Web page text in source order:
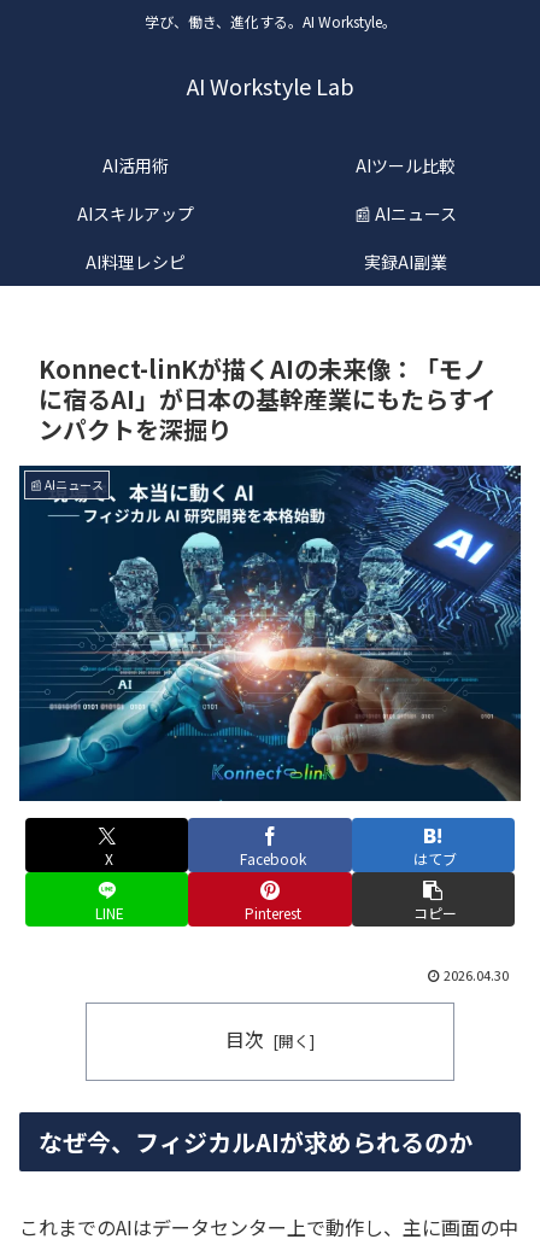
学び、働き、進化する。AI Workstyle。
AI Workstyle Lab
AI活用術
AIツール比較
AIスキルアップ
📰 AIニュース
AI料理レシピ
実録AI副業
Konnect-linKが描くAIの未来像：「モノ
に宿るAI」が日本の基幹産業にもたらすイ
ンパクトを深掘り
📰 AIニュース
X Facebook はてブ
LINE Pinterest コピー
2026.04.30
目次
なぜ今、フィジカルAIが求められるのか
これまでのAIはデータセンター上で動作し、主に画面の中